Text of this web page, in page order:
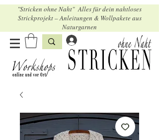
"Stricken ohne Naht" Alles für dein nahtloses
Strickprojekt – Anleitungen & Wollpakete aus
Naturgarnen